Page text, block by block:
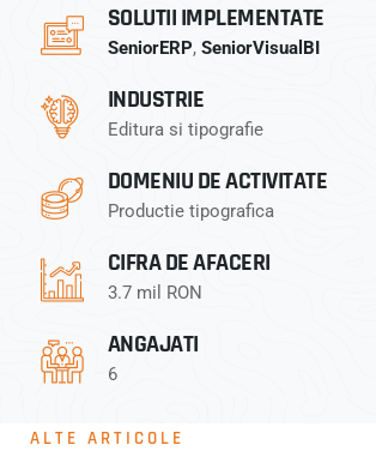
SOLUTII IMPLEMENTATE
SeniorERP, SeniorVisualBI
INDUSTRIE
Editura si tipografie
DOMENIU DE ACTIVITATE
Productie tipografica
CIFRA DE AFACERI
3.7 mil RON
ANGAJATI
6
ALTE ARTICOLE